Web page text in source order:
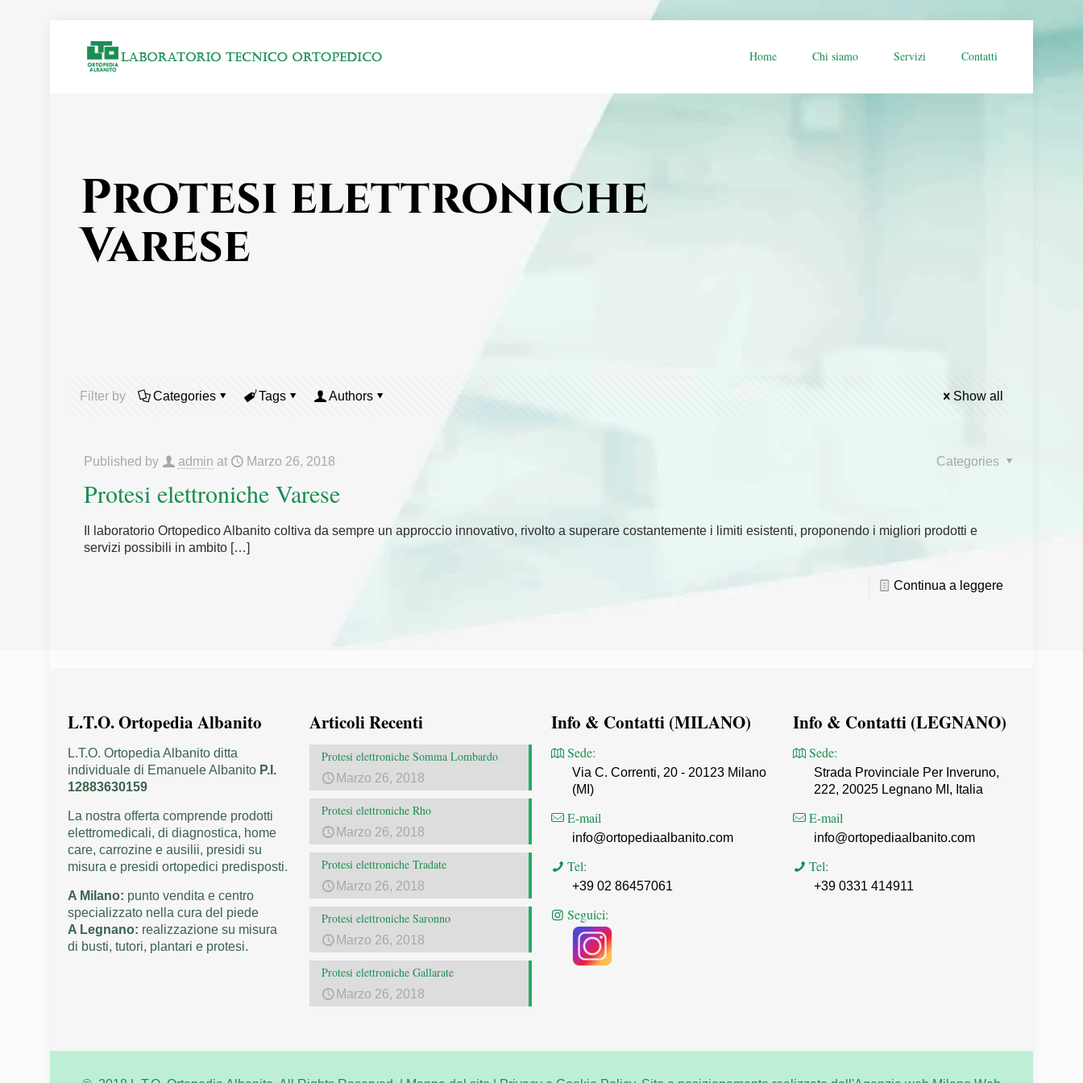
Home Chi siamo Servizi Contatti
Protesi elettroniche
Varese
Filter by Categories Tags Authors Show all
Published by admin at Marzo 26, 2018 Categories
Protesi elettroniche Varese
Il laboratorio Ortopedico Albanito coltiva da sempre un approccio innovativo, rivolto a superare costantemente i limiti esistenti, proponendo i migliori prodotti e
servizi possibili in ambito […]
Continua a leggere
L.T.O. Ortopedia Albanito
L.T.O. Ortopedia Albanito ditta
individuale di Emanuele Albanito P.I.
12883630159
La nostra offerta comprende prodotti
elettromedicali, di diagnostica, home
care, carrozine e ausilii, presidi su
misura e presidi ortopedici predisposti.
A Milano: punto vendita e centro
specializzato nella cura del piede
A Legnano: realizzazione su misura
di busti, tutori, plantari e protesi.
Articoli Recenti
Protesi elettroniche Somma Lombardo
Marzo 26, 2018
Protesi elettroniche Rho
Marzo 26, 2018
Protesi elettroniche Tradate
Marzo 26, 2018
Protesi elettroniche Saronno
Marzo 26, 2018
Protesi elettroniche Gallarate
Marzo 26, 2018
Info & Contatti (MILANO)
Sede:
Via C. Correnti, 20 - 20123 Milano
(MI)
E-mail
info@ortopediaalbanito.com
Tel:
+39 02 86457061
Seguici:
Info & Contatti (LEGNANO)
Sede:
Strada Provinciale Per Inveruno,
222, 20025 Legnano MI, Italia
E-mail
info@ortopediaalbanito.com
Tel:
+39 0331 414911